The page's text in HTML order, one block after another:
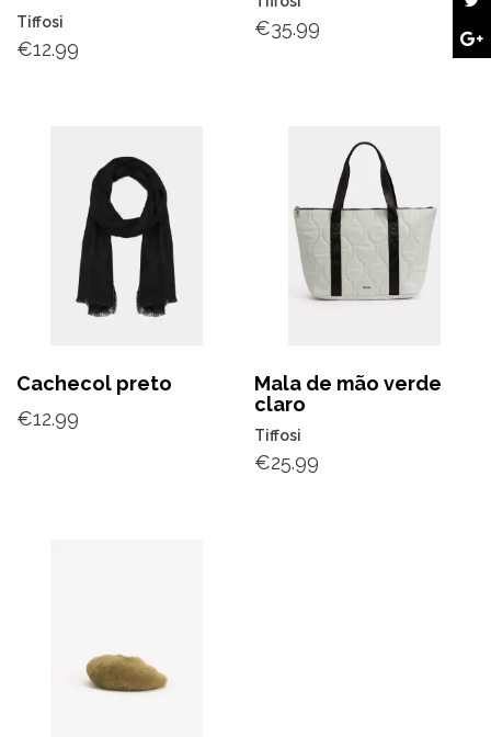
Tiffosi
€12.99
€35.99
Cachecol preto
€12.99
Mala de mão verde
claro
Tiffosi
€25.99